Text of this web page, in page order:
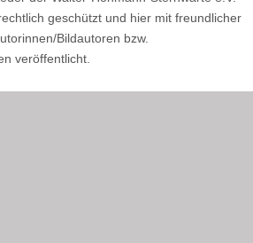
geschützt und hier mit freundlicher
Bildautoren bzw.
veröffentlicht.